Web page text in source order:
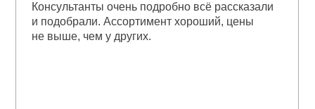
Консультанты очень подробно всё рассказали
и подобрали. Ассортимент хороший, цены
не выше, чем у других.